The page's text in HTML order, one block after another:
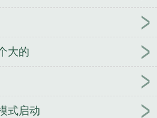
大的
式启动